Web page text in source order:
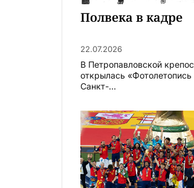
Полвека в кадре
22.07.2026
В Петропавловской
открылась «Фотолетопись
Санкт-...